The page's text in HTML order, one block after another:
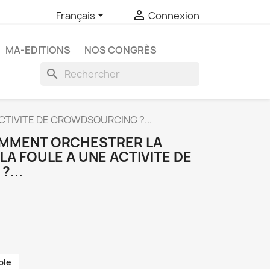
Français  Connexion
MA-EDITIONS NOS CONGRÈS
search
DE CROWDSOURCING ?...
ORCHESTRER LA
FOULE A UNE ACTIVITE DE